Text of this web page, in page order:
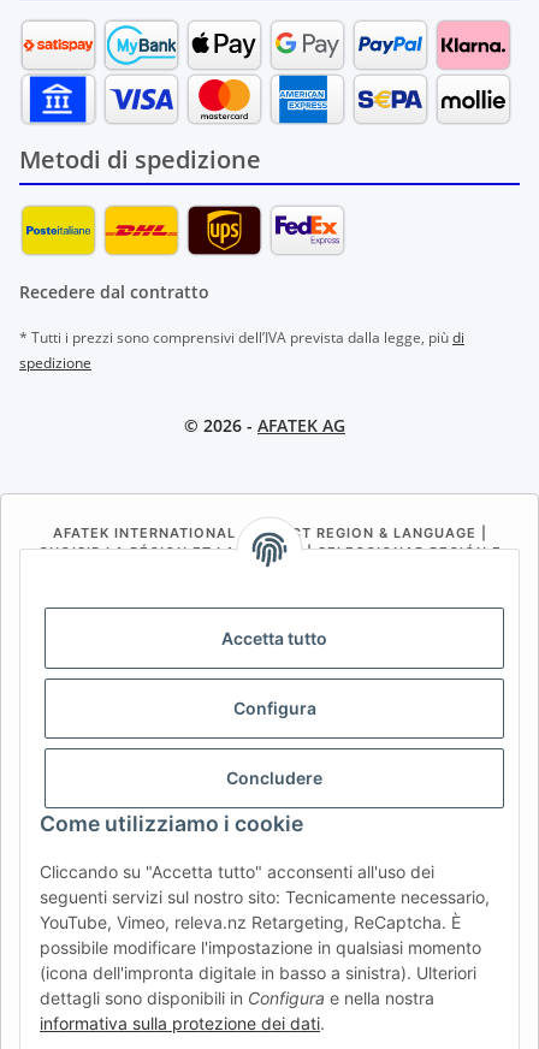
Accetta tutto
Configura
Concludere
Come utilizziamo i cookie
Cliccando su "Accetta tutto" acconsenti all'uso dei
seguenti servizi sul nostro sito: Tecnicamente necessario,
YouTube, Vimeo, releva.nz Retargeting, ReCaptcha. È
possibile modificare l'impostazione in qualsiasi momento
(icona dell'impronta digitale in basso a sinistra). Ulteriori
dettagli sono disponibili in Configura e nella nostra
informativa sulla protezione dei dati.
Metodi di spedizione
Recedere dal contratto
* Tutti i prezzi sono comprensivi dell’IVA prevista dalla legge, piùdi
spedizione
© 2026 - AFATEK AG
AFATEK INTERNATIONAL – SELECT REGION & LANGUAGE |
CHOISIR LA RÉGION ET LA LANGUE | SELECCIONAR REGIÓN E
IDIOMA
ES
UK NZ USA MX PT
CZ
RO
AFATEK Italia| Il tuo specialista in ricambi per rimorchi
Consulenza tecnica:info@afatek.com| P. IVA (DE):
DE354251646
Offerta per officine: acquisti intracomunitari netti (VIES)
disponibili.